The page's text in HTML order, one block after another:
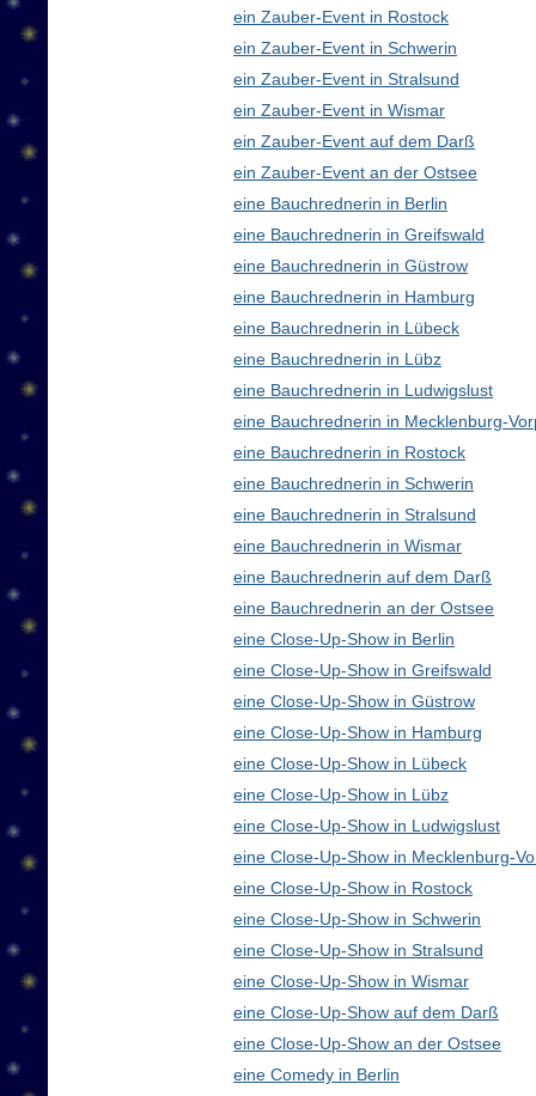
ein Zauber-Event in Rostock
ein Zauber-Event in Schwerin
ein Zauber-Event in Stralsund
ein Zauber-Event in Wismar
ein Zauber-Event auf dem Darß
ein Zauber-Event an der Ostsee
eine Bauchrednerin in Berlin
eine Bauchrednerin in Greifswald
eine Bauchrednerin in Güstrow
eine Bauchrednerin in Hamburg
eine Bauchrednerin in Lübeck
eine Bauchrednerin in Lübz
eine Bauchrednerin in Ludwigslust
eine Bauchrednerin in Mecklenburg-
eine Bauchrednerin in Rostock
eine Bauchrednerin in Schwerin
eine Bauchrednerin in Stralsund
eine Bauchrednerin in Wismar
eine Bauchrednerin auf dem Darß
eine Bauchrednerin an der Ostsee
eine Close-Up-Show in Berlin
eine Close-Up-Show in Greifswald
eine Close-Up-Show in Güstrow
eine Close-Up-Show in Hamburg
eine Close-Up-Show in Lübeck
eine Close-Up-Show in Lübz
eine Close-Up-Show in Ludwigslust
eine Close-Up-Show in Mecklenburg-
eine Close-Up-Show in Rostock
eine Close-Up-Show in Schwerin
eine Close-Up-Show in Stralsund
eine Close-Up-Show in Wismar
eine Close-Up-Show auf dem Darß
eine Close-Up-Show an der Ostsee
eine Comedy in Berlin